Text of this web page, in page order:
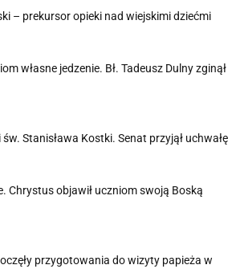
– prekursor opieki nad wiejskimi dziećmi
własne jedzenie. Bł. Tadeusz Dulny zginął
Stanisława Kostki. Senat przyjął uchwałę
Chrystus objawił uczniom swoją Boską
przygotowania do wizyty papieża w